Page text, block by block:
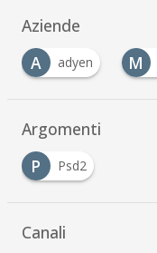
Aziende
A
adyen M
Argomenti
P
Psd2
Canali